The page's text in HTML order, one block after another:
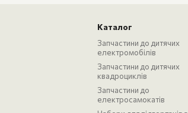
Каталог
Запчастини до дитячих
електромобілів
Запчастини до дитячих
квадроциклів
Запчастини до
електросамокатів